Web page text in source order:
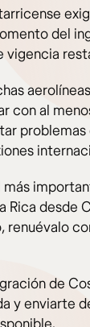
del
vigencia
con al
más
Rica desde
renuévalo
de
y enviarte